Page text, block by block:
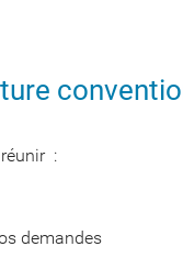
:
demandes